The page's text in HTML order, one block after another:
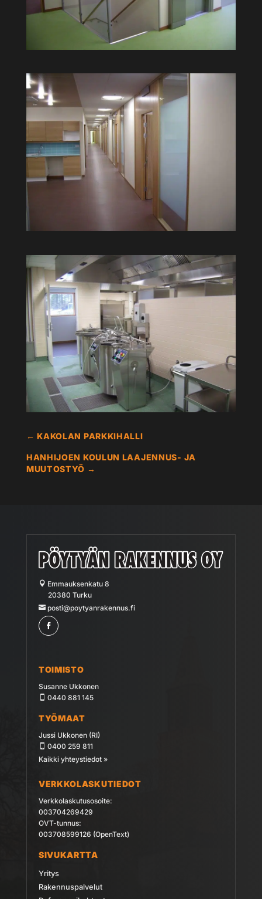
←KAKOLAN PARKKIHALLI
HANHIJOEN KOULUN LAAJENNUS- JA
MUUTOSTYÖ →
Emmauksenkatu 8
20380 Turku
posti@poytyanrakennus.fi
TOIMISTO
Susanne Ukkonen
0440 881 145
TYÖMAAT
Jussi Ukkonen (RI)
0400 259 811
Kaikki yhteystiedot »
VERKKOLASKUTIEDOT
Verkkolaskutusosoite:
003704269429
OVT-tunnus:
003708599126 (OpenText)
SIVUKARTTA
Yritys
Rakennuspalvelut